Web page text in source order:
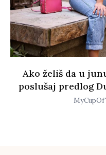
Ako želiš da u
poslušaj predlog